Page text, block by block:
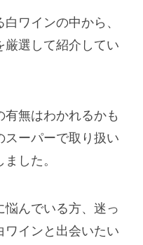
ワインの中から、
厳選して紹介してい
有無はわかれるかも
スーパーで取り扱い
した。
悩んでいる方、迷っ
ワインと出会いたい